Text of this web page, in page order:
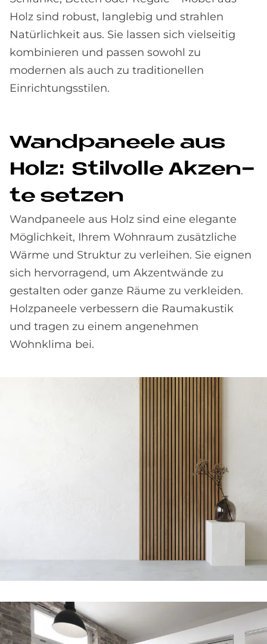
Holz sind robust, langlebig und strahlen
Natürlichkeit aus. Sie lassen sich vielseitig
kombinieren und passen sowohl zu
modernen als auch zu traditionellen
Einrichtungsstilen.
Wand­pa­nee­le aus
Holz: Stil­vol­le Ak­zen­
te set­zen
Wandpaneele aus Holz sind eine elegante
Möglichkeit, Ihrem Wohnraum zusätzliche
Wärme und Struktur zu verleihen. Sie eignen
sich hervorragend, um Akzentwände zu
gestalten oder ganze Räume zu verkleiden.
Holzpaneele verbessern die Raumakustik
und tragen zu einem angenehmen
Wohnklima bei.